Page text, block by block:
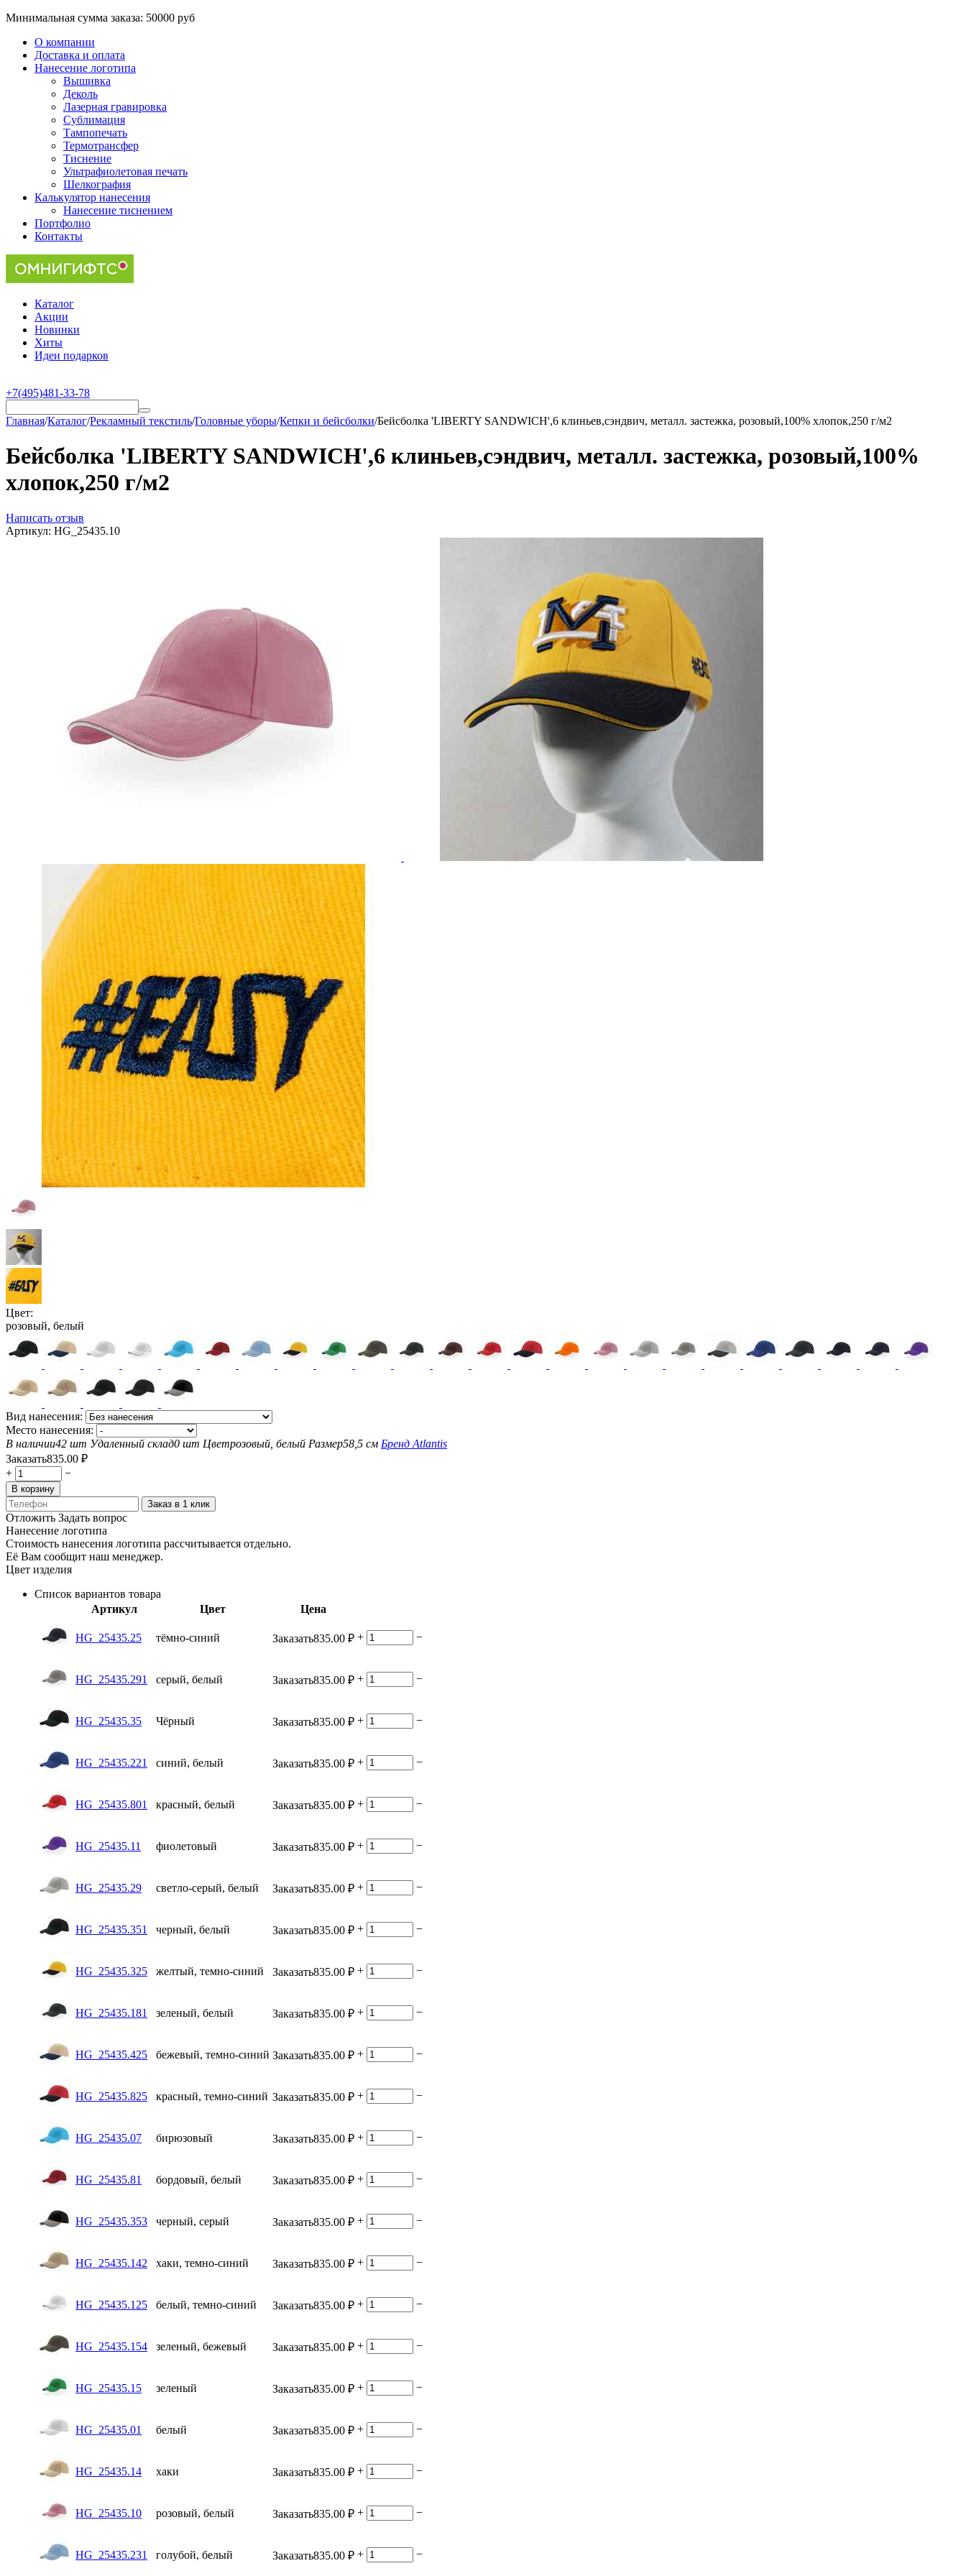
Минимальная сумма заказа: 50000 руб
О компании
Доставка и оплата
Нанесение логотипа
Вышивка
Деколь
Лазерная гравировка
Сублимация
Тампопечать
Термотрансфер
Тиснение
Ультрафиолетовая печать
Шелкография
Калькулятор нанесения
Нанесение тиснением
Портфолио
Контакты
Каталог
Акции
Новинки
Хиты
Идеи подарков
+7(495)481-33-78
Главная/Каталог/Рекламный текстиль/Головные уборы/Кепки и бейсболки/Бейсболка 'LIBERTY SANDWICH',6 клиньев,сэндвич, металл. застежка, розовый,100% хлопок,250 г/м2
Бейсболка 'LIBERTY SANDWICH',6 клиньев,сэндвич, металл. застежка, розовый,100%
хлопок,250 г/м2
Написать отзыв
Артикул: HG_25435.10
Цвет:
розовый, белый
Вид нанесения:
Место нанесения:
В наличии42 шт Удаленный склад0 шт Цветрозовый, белый Размер58,5 см Бренд Atlantis
Заказать835.00 ₽
+
−
В корзину
Заказ в 1 клик
Отложить Задать вопрос
Нанесение логотипа
Стоимость нанесения логотипа рассчитывается отдельно.
Её Вам сообщит наш менеджер.
Цвет изделия
Список вариантов товара
Артикул
Цвет Цена
HG_25435.25 тёмно-синий Заказать835.00 ₽ + −
HG_25435.291 серый, белый Заказать835.00 ₽ + −
HG_25435.35 Чёрный Заказать835.00 ₽ + −
HG_25435.221 синий, белый Заказать835.00 ₽ + −
HG_25435.801 красный, белый Заказать835.00 ₽ + −
HG_25435.11 фиолетовый Заказать835.00 ₽ + −
HG_25435.29 светло-серый, белый Заказать835.00 ₽ + −
HG_25435.351 черный, белый Заказать835.00 ₽ + −
HG_25435.325 желтый, темно-синий Заказать835.00 ₽ + −
HG_25435.181 зеленый, белый Заказать835.00 ₽ + −
HG_25435.425 бежевый, темно-синий Заказать835.00 ₽ + −
HG_25435.825 красный, темно-синий Заказать835.00 ₽ + −
HG_25435.07 бирюзовый Заказать835.00 ₽ + −
HG_25435.81 бордовый, белый Заказать835.00 ₽ + −
HG_25435.353 черный, серый Заказать835.00 ₽ + −
HG_25435.142 хаки, темно-синий Заказать835.00 ₽ + −
HG_25435.125 белый, темно-синий Заказать835.00 ₽ + −
HG_25435.154 зеленый, бежевый Заказать835.00 ₽ + −
HG_25435.15 зеленый Заказать835.00 ₽ + −
HG_25435.01 белый Заказать835.00 ₽ + −
HG_25435.14 хаки Заказать835.00 ₽ + −
HG_25435.10 розовый, белый Заказать835.00 ₽ + −
HG_25435.231 голубой, белый Заказать835.00 ₽ + −